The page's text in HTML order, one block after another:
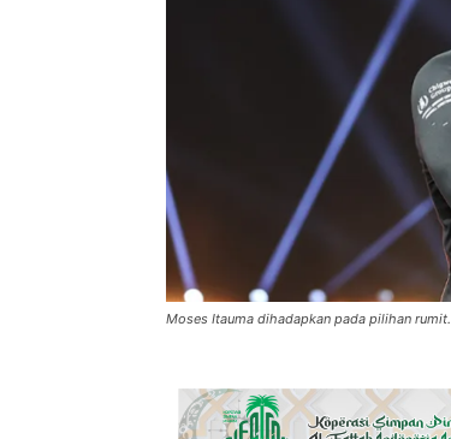
Moses Itauma dihadapkan pada pilihan rumit.